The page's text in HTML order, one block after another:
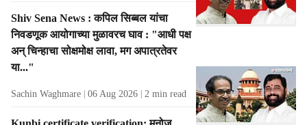
Shiv Sena News : कपिल सिब्बल यांचा
निवडणूक आयोगाच्या मुळावरच घाव : "आधी पक्ष
अन् चिन्हाचा सोक्षमोक्ष लावा, मग अपात्रतेवर
या..."
Sachin Waghmare 06 Aug 2026 2 min read